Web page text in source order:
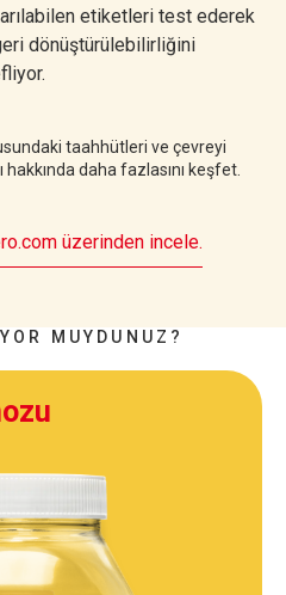
etiketleri test ederek
dönüştürülebilirliğini
taahhütleri ve çevreyi
daha fazlasını keşfet.
üzerinden incele.
MUYDUNUZ?